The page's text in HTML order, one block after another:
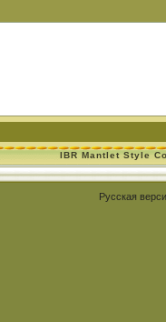
IBR Mantlet Style
Русская